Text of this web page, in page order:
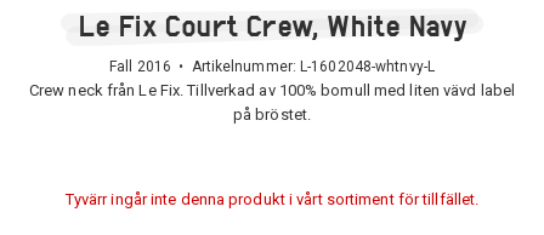
Le Fix Court Crew, White Navy
Fall 2016 • Artikelnummer: L-1602048-whtnvy-L
Crew neck från Le Fix. Tillverkad av 100% bomull med liten vävd label
på bröstet.
Tyvärr ingår inte denna produkt i vårt sortiment för tillfället.